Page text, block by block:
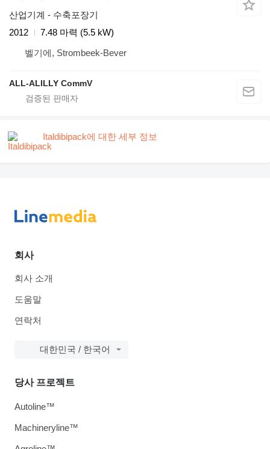
산업기계 - 수축포장기
2012
7.48 마력 (5.5 kW)
벨기에, Strombeek-Bever
ALL-ALILLY CommV
Italdibipack에 대한 세부 정보
회사
회사 소개
도움말
연락처
대한민국 / 한국어
당사 프로젝트
Autoline™
Machineryline™